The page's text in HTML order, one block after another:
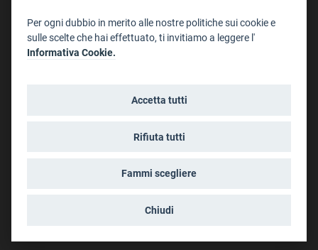
Dove Siamo
Struttura di riferimento
Dichiarazione di accessibilità
Per ogni dubbio in merito alle nostre politiche sui cookie e
sulle scelte che hai effettuato, ti invitiamo a leggere l'
Informativa Cookie.
Accetta tutti
Rifiuta tutti
Fammi scegliere
Chiudi